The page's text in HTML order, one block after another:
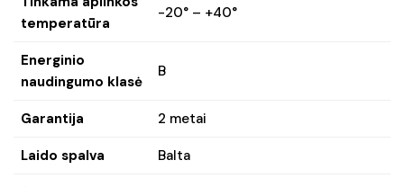
temperatūra
-20° – +40°
Energinio
naudingumo klasė
B
Garantija 2 metai
Laido spalva Balta